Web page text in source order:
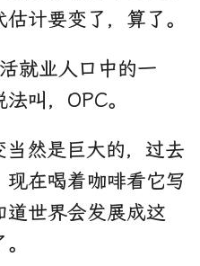
计要变了，算了。
就业人口中的一
叫，OPC。
然是巨大的，过去
现在喝着咖啡看它写
道世界会发展成这